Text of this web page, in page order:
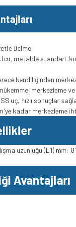
Delme
metalde standart
kendiliğinden
merkezleme
uç, hızlı sonuçlar
kadar merkezleme
uzunluğu (L1) mm:
Avantajları